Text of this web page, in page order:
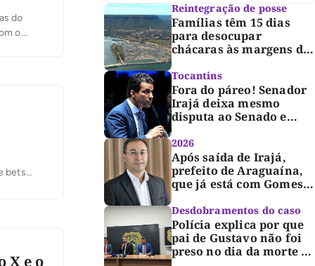
do
o
bets
X e o
Reintegração de posse
Famílias têm 15 dias
para desocupar
chácaras às margens do
lago de Lajeado,
determina Justiça
Tocantins
Fora do páreo! Senador
Irajá deixa mesmo
disputa ao Senado e
desabafa: “Saio deste
processo de cabeça
erguida, com gratidão e
respeito”
2026
Após saída de Irajá,
prefeito de Araguaína,
que já está com Gomes,
entra também na
campanha de Dimas e
fará anúncio oficial
Desdobramentos do caso
Polícia explica por que
pai de Gustavo não foi
preso no dia da morte e